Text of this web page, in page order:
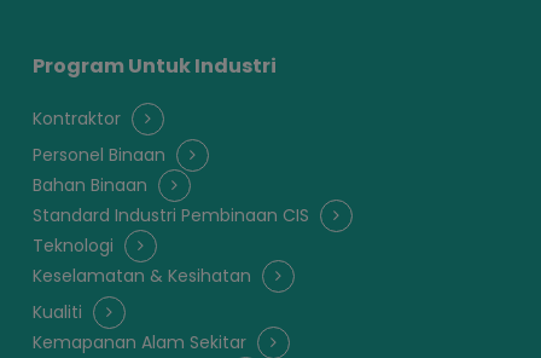
Program Untuk Industri
Kontraktor
Personel Binaan
Bahan Binaan
Standard Industri Pembinaan CIS
Teknologi
Keselamatan & Kesihatan
Kualiti
Kemapanan Alam Sekitar